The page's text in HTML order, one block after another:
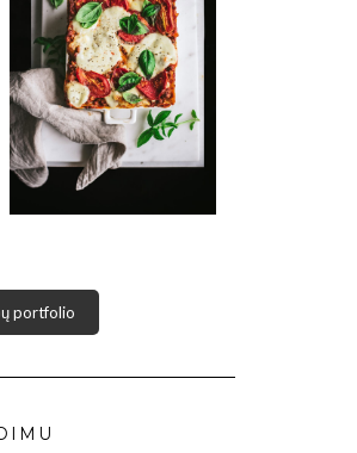
portfolio